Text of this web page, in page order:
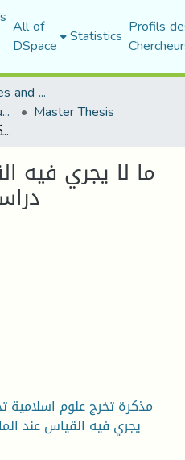
All of
DSpace Statistics Profils
Faculty of Humanities and Social Sciences
Department of Islamic Studies Master Thesis
ما لا يجري فيه القياس عند المالكية دراسة أصولية تطبيقية
ما لا يجري فيه
مذكرة تخرج علوم
يجري فيه القياس عند